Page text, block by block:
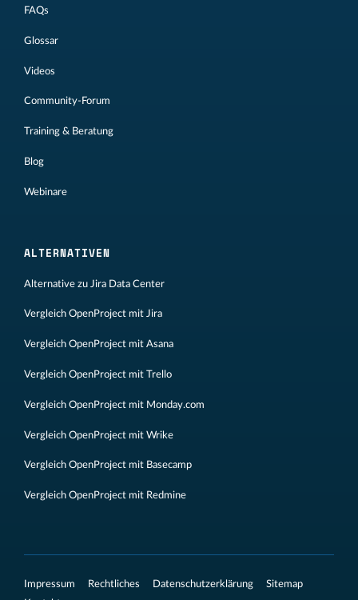
FAQs
Glossar
Videos
Community-Forum
Training & Beratung
Blog
Webinare
ALTERNATIVEN
Alternative zu Jira Data Center
Vergleich OpenProject mit Jira
Vergleich OpenProject mit Asana
Vergleich OpenProject mit Trello
Vergleich OpenProject mit Monday.com
Vergleich OpenProject mit Wrike
Vergleich OpenProject mit Basecamp
Vergleich OpenProject mit Redmine
Impressum Rechtliches Datenschutzerklärung
Sitemap